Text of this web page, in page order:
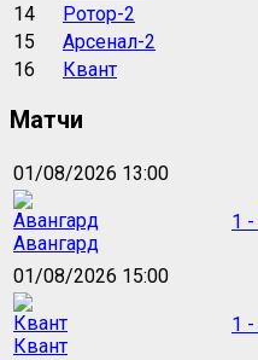
14
Ротор-2
15
Арсенал-2
16
Квант
Матчи
01/08/2026 13:00
Авангард
1 -
01/08/2026 15:00
Квант
1